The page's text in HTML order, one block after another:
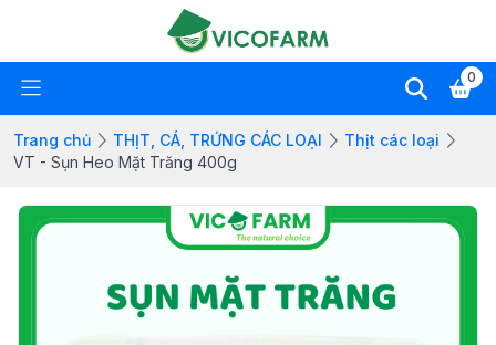
0
Trang chủ THỊT, CÁ, TRỨNG CÁC LOẠI
Thịt các loại
VT - Sụn Heo Mặt Trăng 400g